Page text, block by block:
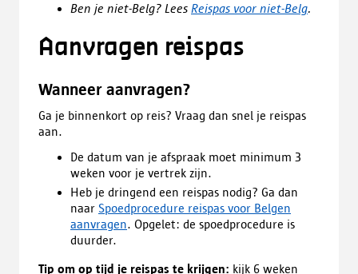
Ben je niet-Belg? Lees Reispas voor niet-Belg.
Aanvragen reispas
Wanneer aanvragen?
Ga je binnenkort op reis? Vraag dan snel je reispas
aan.
De datum van je afspraak moet minimum 3
weken voor je vertrek zijn.
Heb je dringend een reispas nodig? Ga dan
naar Spoedprocedure reispas voor Belgen
aanvragen. Opgelet: de spoedprocedure is
duurder.
Tip om op tijd je reispas te krijgen: kijk 6 weken